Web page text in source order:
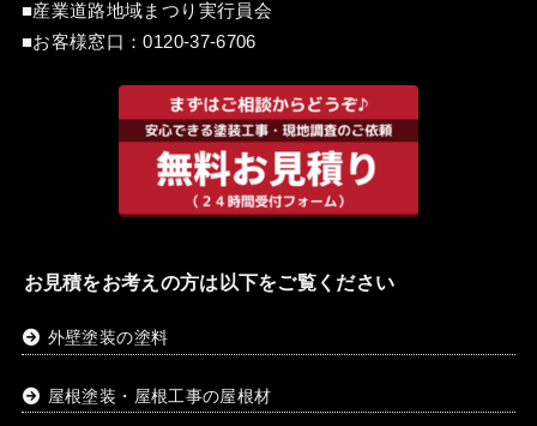
■産業道路地域まつり実行員会
■お客様窓口：0120-37-6706
お見積をお考えの方は以下をご覧ください
外壁塗装の塗料
屋根塗装・屋根工事の屋根材